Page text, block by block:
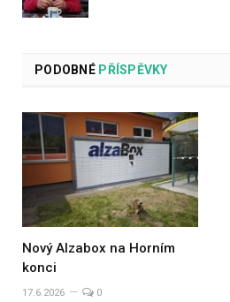
PODOBNÉPŘÍSPĚVKY
Nový Alzabox na Horním
konci
17.6.2026 0